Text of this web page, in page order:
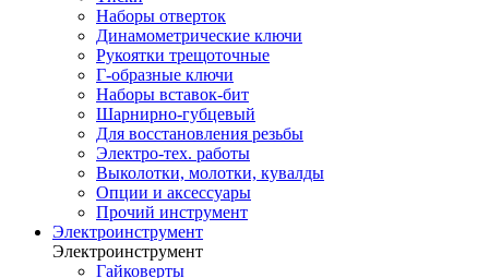
Наборы отверток
Динамометрические ключи
Рукоятки трещоточные
Г-образные ключи
Наборы вставок-бит
Шарнирно-губцевый
Для восстановления резьбы
Электро-тех. работы
Выколотки, молотки, кувалды
Опции и аксессуары
Прочий инструмент
Электроинструмент
Электроинструмент
Гайковерты